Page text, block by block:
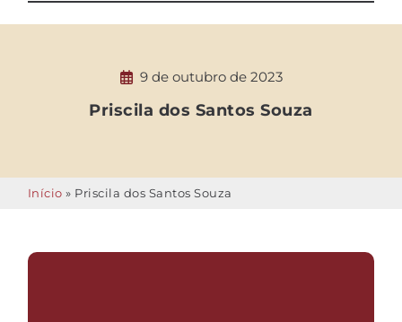
9 de outubro de 2023
Priscila dos Santos Souza
Início » Priscila dos Santos Souza